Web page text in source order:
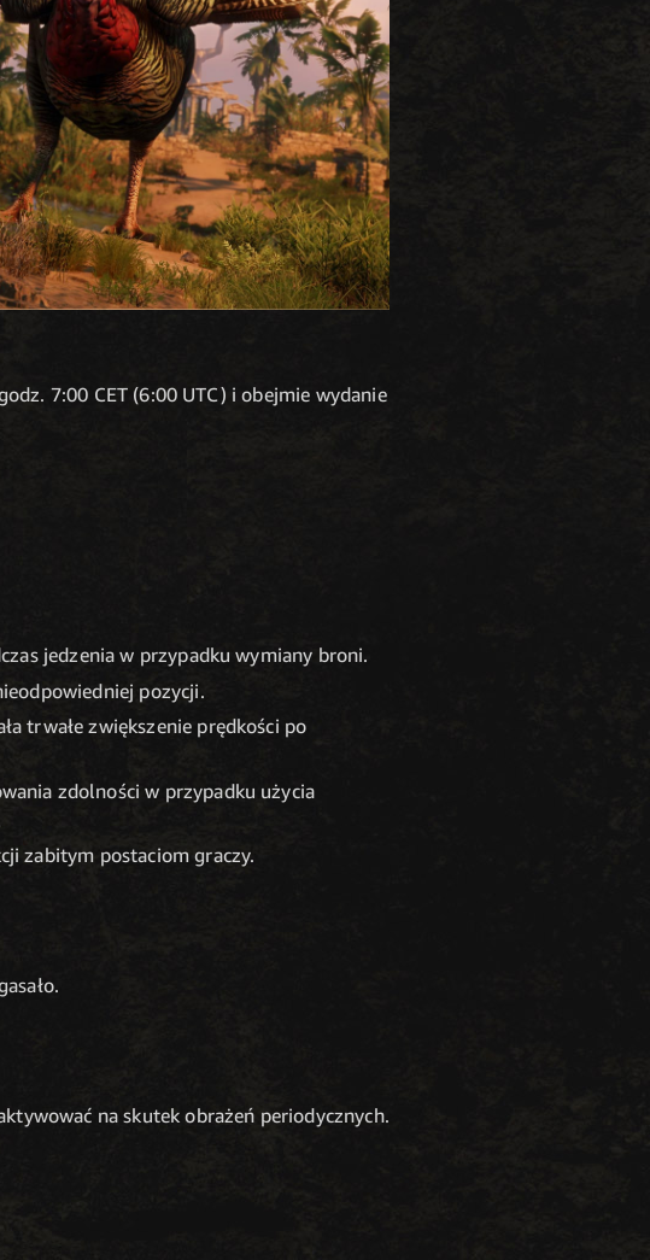
7:00 CET (6:00 UTC) i obejmie wydanie
jedzenia w przypadku wymiany broni.
pozycji.
trwałe zwiększenie prędkości po
zdolności w przypadku użycia
zabitym postaciom graczy.
na skutek obrażeń periodycznych.